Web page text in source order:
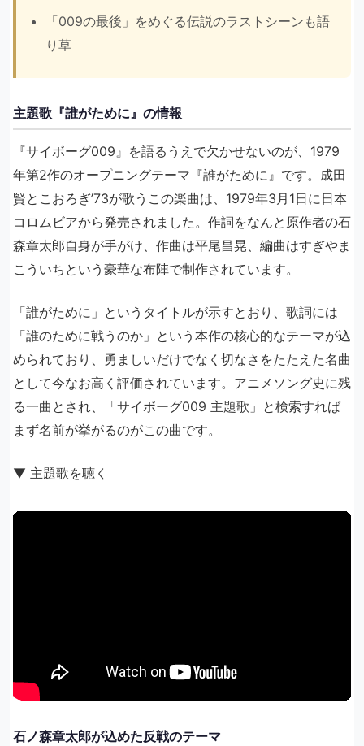
「009の最後」をめぐる伝説のラストシーンも語
り草
主題歌『誰がために』の情報
『サイボーグ009』を語るうえで欠かせないのが、1979
年第2作のオープニングテーマ『誰がために』です。成田
賢とこおろぎ’73が歌うこの楽曲は、1979年3月1日に日本
コロムビアから発売されました。作詞をなんと原作者の石
森章太郎自身が手がけ、作曲は平尾昌晃、編曲はすぎやま
こういちという豪華な布陣で制作されています。
「誰がために」というタイトルが示すとおり、歌詞には
「誰のために戦うのか」という本作の核心的なテーマが込
められており、勇ましいだけでなく切なさをたたえた名曲
として今なお高く評価されています。アニメソング史に残
る一曲とされ、「サイボーグ009 主題歌」と検索すれば
まず名前が挙がるのがこの曲です。
▼ 主題歌を聴く
石ノ森章太郎が込めた反戦のテーマ